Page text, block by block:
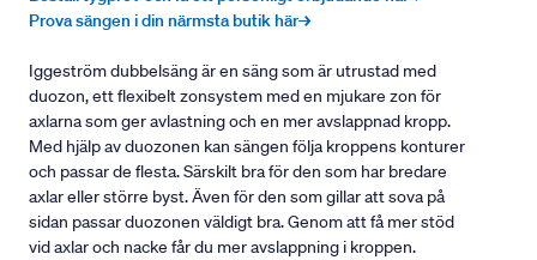
Prova sängen i din närmsta butik här→
Iggeström dubbelsäng är en säng som är utrustad med
duozon, ett flexibelt zonsystem med en mjukare zon för
axlarna som ger avlastning och en mer avslappnad kropp.
Med hjälp av duozonen kan sängen följa kroppens konturer
och passar de flesta. Särskilt bra för den som har bredare
axlar eller större byst. Även för den som gillar att sova på
sidan passar duozonen väldigt bra. Genom att få mer stöd
vid axlar och nacke får du mer avslappning i kroppen.